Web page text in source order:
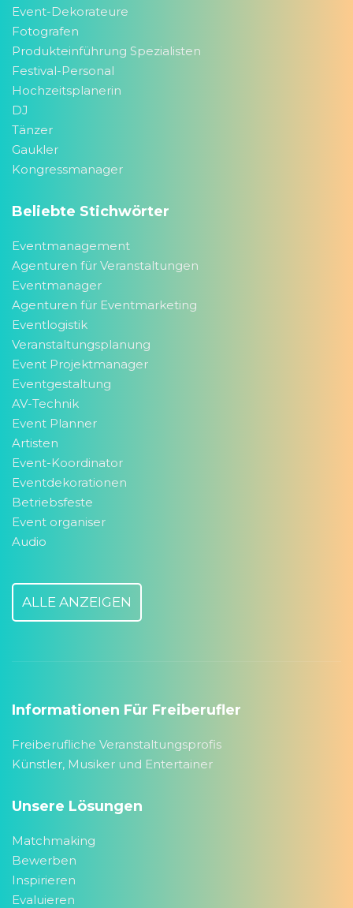
Event-Dekorateure
Fotografen
Produkteinführung Spezialisten
Festival-Personal
Hochzeitsplanerin
DJ
Tänzer
Gaukler
Kongressmanager
Beliebte Stichwörter
Eventmanagement
Agenturen für Veranstaltungen
Eventmanager
Agenturen für Eventmarketing
Eventlogistik
Veranstaltungsplanung
Event Projektmanager
Eventgestaltung
AV-Technik
Event Planner
Artisten
Event-Koordinator
Eventdekorationen
Betriebsfeste
Event organiser
Audio
ALLE ANZEIGEN
Informationen Für Freiberufler
Freiberufliche Veranstaltungsprofis
Künstler, Musiker und Entertainer
Unsere Lösungen
Matchmaking
Bewerben
Inspirieren
Evaluieren